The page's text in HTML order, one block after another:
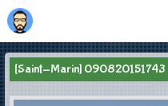
[Saint-Marin] 090820151743